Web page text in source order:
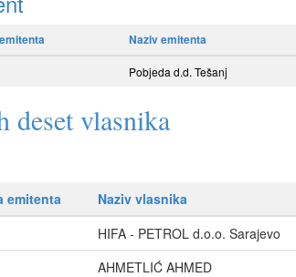
Naziv emitenta
Pobjeda d.d. Tešanj
deset vlasnika
emitenta Naziv vlasnika
HIFA - PETROL d.o.o. Sarajevo
AHMETLIĆ AHMED